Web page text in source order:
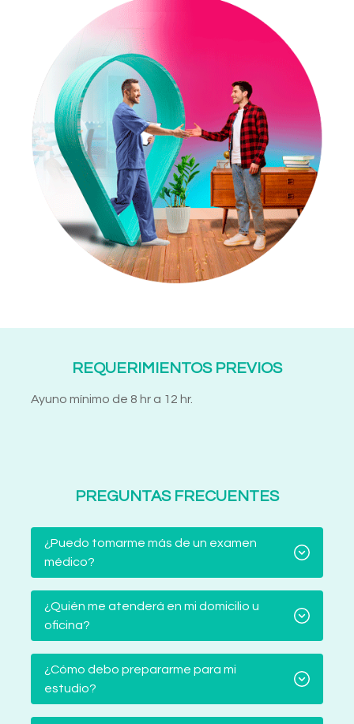
REQUERIMIENTOS PREVIOS
Ayuno mínimo de 8 hr a 12 hr.
PREGUNTAS FRECUENTES
¿Puedo tomarme más de un examen
médico?
¿Quién me atenderá en mi domicilio u
oficina?
¿Cómo debo prepararme para mi
estudio?